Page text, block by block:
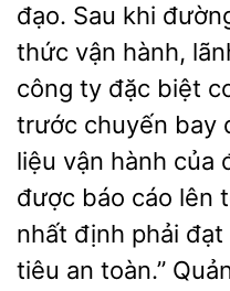
đạo. Sau khi
thức vận hành,
công ty đặc biệt
trước chuyến
liệu vận hành của
được báo cáo lên
nhất định phải
tiêu an toàn.”